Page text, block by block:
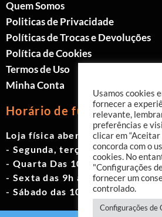
Quem Somos
Politicas de Privacidade
Políticas de Trocas e Devoluções
Política de Cookies
Termos de Uso
Minha Conta
Horário de funcionamento
Loja física aberta de Segunda à
- Segunda, terça e quinta das
- Quarta Das 10h às 18h
- Sexta das 9h às 18h
- Sábado das 10h às 17h
Usamos cookies
fornecer a
relevante,
preferências e
clicar em “Aceitar
concorda com o
cookies. No
"Configurações
fornecer um
controlado.
Configurações de